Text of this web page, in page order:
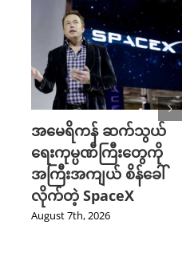
အမေရိကန် ဆက်သွယ်
ရေးကုမ္ပဏီကြီးတွေကို
အကြီးအကျယ် စိန်ခေါ်
လိုက်တဲ့ SpaceX
August 7th, 2026